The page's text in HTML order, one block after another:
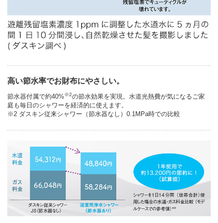
高い節水率でお財布にやさしい。
節水器付属で約40%※2の節水効果を実現。水道光熱費が気になるご家
庭も毎日のシャワーを経済的に使えます。
※2 ダスキン従来シャワー（節水器なし）0.1MPa時での比較